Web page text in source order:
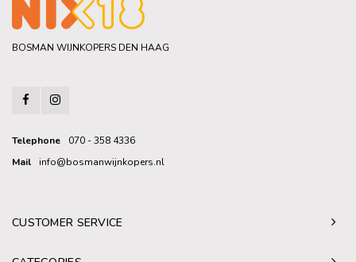
BOSMAN WIJNKOPERS DEN HAAG
Telephone
070 - 358 4336
Mail
info@bosmanwijnkopers.nl
CUSTOMER SERVICE